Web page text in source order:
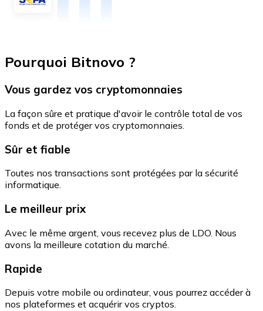
Pourquoi Bitnovo ?
Vous gardez vos cryptomonnaies
La façon sûre et pratique d'avoir le contrôle total de vos
fonds et de protéger vos cryptomonnaies.
Sûr et fiable
Toutes nos transactions sont protégées par la sécurité
informatique.
Le meilleur prix
Avec le même argent, vous recevez plus de LDO. Nous
avons la meilleure cotation du marché.
Rapide
Depuis votre mobile ou ordinateur, vous pourrez accéder à
nos plateformes et acquérir vos cryptos.